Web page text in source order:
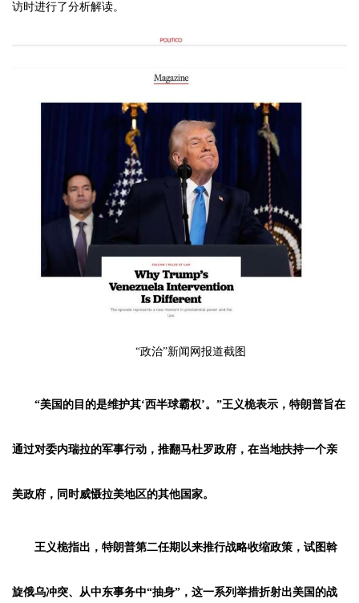
访时进行了分析解读。
“政治”新闻网报道截图
“美国的目的是维护其‘西半球霸权’。”王义桅表示，特朗普旨在
通过对委内瑞拉的军事行动，推翻马杜罗政府，在当地扶持一个亲
美政府，同时威慑拉美地区的其他国家。
王义桅指出，特朗普第二任期以来推行战略收缩政策，试图斡
旋俄乌冲突、从中东事务中“抽身”，这一系列举措折射出美国的战